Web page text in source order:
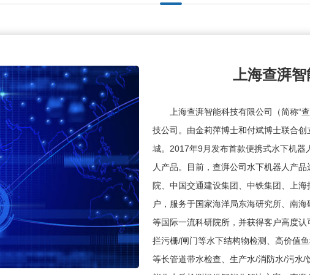
上海查湃
上海查湃智能科技有限公司（简称“
技公司。由金莉萍博士和付斌博士联合
城。2017年9月发布首款便携式水下机器
人产品。目前，查湃公司水下机器人产
院、中国交通建设集团、中铁集团、上
户，服务于国家海洋局东海研究所、南
等国际一流科研院所，并获得客户高度
拦污栅/闸门等水下结构物检测、高价值
等长管道带水检查、生产水/消防水/污水